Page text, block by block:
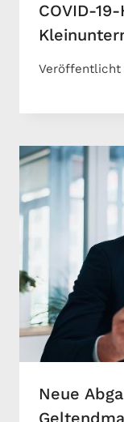
COVID-
Veröffentlicht
Neue